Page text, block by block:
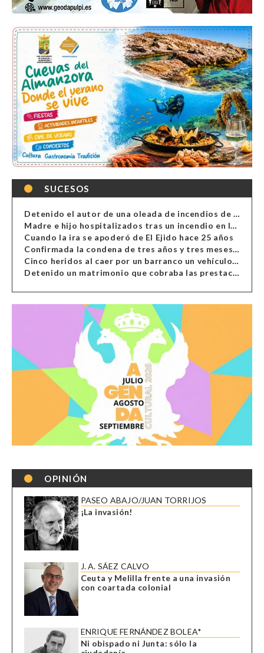
SUCESOS
Detenido el autor de una oleada de incendios de contenedores en Almería
Madre e hijo hospitalizados tras un incendio en la cocina de una vivienda en Almería
Cuando la ira se apoderó de El Ejido hace 25 años
Confirmada la condena de tres años y tres meses al hombre de Antas acusado de xenofobia
Cinco heridos al caer por un barranco un vehículo en Alcolea
Detenido un matrimonio que cobraba las prestaciones de ilegales en Almería, Granada, Málaga, Huelva y Murcia
OPINIÓN
PASEO ABAJO/JUAN TORRIJOS
¡La invasión!
J. A. SÁEZ CALVO
Ceuta y Melilla frente a una invasión
con coartada colonial
ENRIQUE FERNÁNDEZ BOLEA*
Ni obispado ni Junta: sólo la